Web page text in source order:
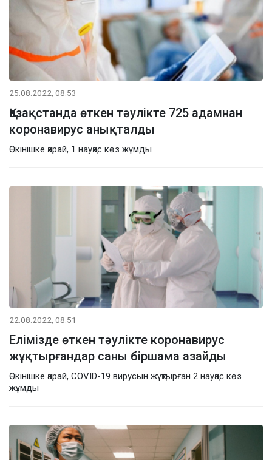
25.08.2022, 08:53
Қазақстанда өткен тәулікте 725 адамнан
коронавирус анықталды
Өкінішке қарай, 1 науқас көз жұмды
22.08.2022, 08:51
Елімізде өткен тәулікте коронавирус
жұқтырғандар саны біршама азайды
Өкінішке қарай, COVID-19 вирусын жұқтырған 2 науқас көз
жұмды